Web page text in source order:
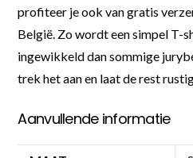
profiteer je ook van gratis
België. Zo wordt een simpel T-
ingewikkeld dan sommige
trek het aan en laat de rest
Aanvullende informatie